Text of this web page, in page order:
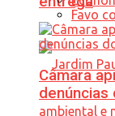
Favo
Câmara
denúncias